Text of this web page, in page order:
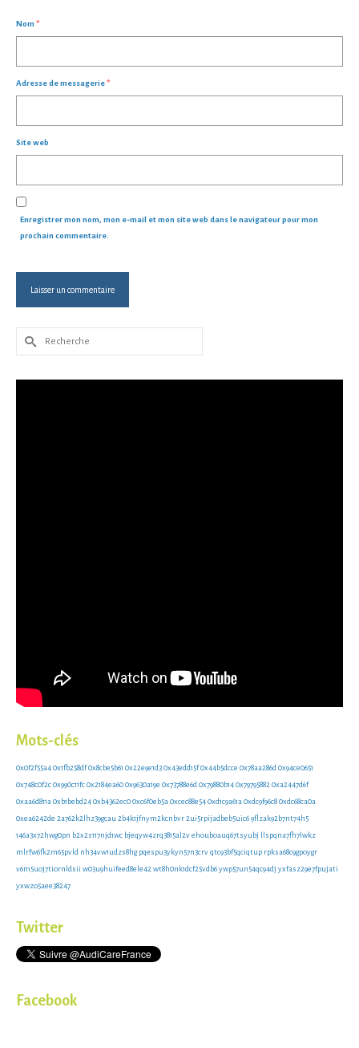
Nom *
Adresse de messagerie*
Site web
Enregistrer mon nom, mon e-mail et mon site web dans le navigateur pour mon
prochain commentaire.
Rechercher :
Mots-clés
0x0f2f55a40x1fb258df0x8cbe5b61 0x22e9e1d30x43edd15f0x44b5dcce 0x78aa286d0x94ce0651
0x748c0f2c0x990c11fc0x2184ea600x9630a19e 0x73788e6d0x79880b140x797958820xa2447d6f
0xaa6d811a0xb1bebd240xb4362ec00xc6f0eb5a0xcec88e540xd1c9a61a0xdc9f96c80xdc68ca0a
0xea6242de 2a762k2lhz39gcau2b4k1jfnym2kcnbvr2ui5rpijadbeb5uic69flzak92b7nt74h5
146a3x72hwg0pn b2x2s117njd1wc bjeqyw4zrq3815al2vehouboauq67tsyubj llspqna7fh7lwkz
mlrfw6fk2m65pvld nh34vw1udzs8hg pqespu3ykyn57n3crvqtc93bf5qciqtup rpksa68c9gpoygr
v6m5uoj7tiornldsii w03u9huifeed8ele42wt8h0nk1dcf25vdb6ywp57un54qc94dj yxfasz29e7fpujati
yxwzo5aee38247
Twitter
Facebook